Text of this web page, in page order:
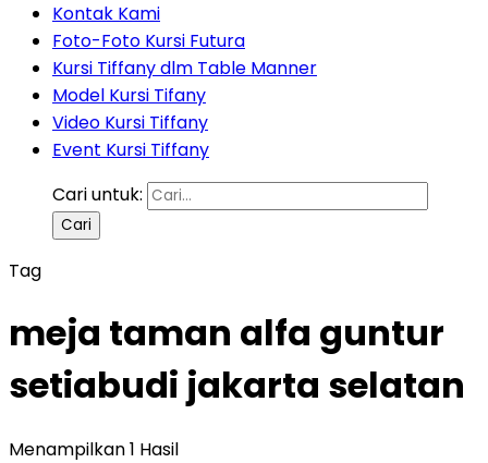
Kontak Kami
Foto-Foto Kursi Futura
Kursi Tiffany dlm Table Manner
Model Kursi Tifany
Video Kursi Tiffany
Event Kursi Tiffany
Cari untuk:
Tag
meja taman alfa guntur
setiabudi jakarta selatan
Menampilkan 1 Hasil